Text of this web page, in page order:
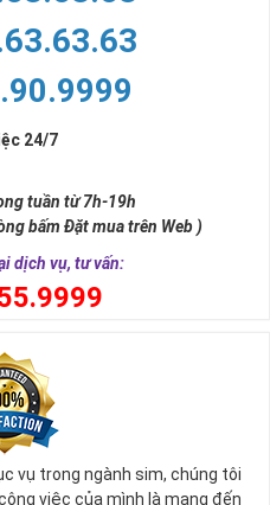
24/7
tuần từ 7h-19h
bấm Đặt mua trên Web )
dịch vụ, tư vấn:
vụ trong ngành sim, chúng tôi
việc của mình là mang đến